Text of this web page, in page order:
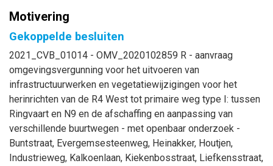
Motivering
Gekoppelde besluiten
2021_CVB_01014 - OMV_2020102859 R - aanvraag
omgevingsvergunning voor het uitvoeren van
infrastructuurwerken en vegetatiewijzigingen voor het
herinrichten van de R4 West tot primaire weg type I: tussen
Ringvaart en N9 en de afschaffing en aanpassing van
verschillende buurtwegen - met openbaar onderzoek -
Buntstraat, Evergemsesteenweg, Heinakker, Houtjen,
Industrieweg, Kalkoenlaan, Kiekenbosstraat, Liefkensstraat,